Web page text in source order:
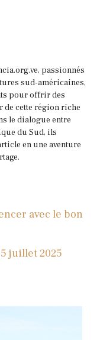
passionnés
sud-américaines,
pour offrir des
de cette région riche
le dialogue entre
du Sud, ils
en une aventure
avec le bon
juillet 2025